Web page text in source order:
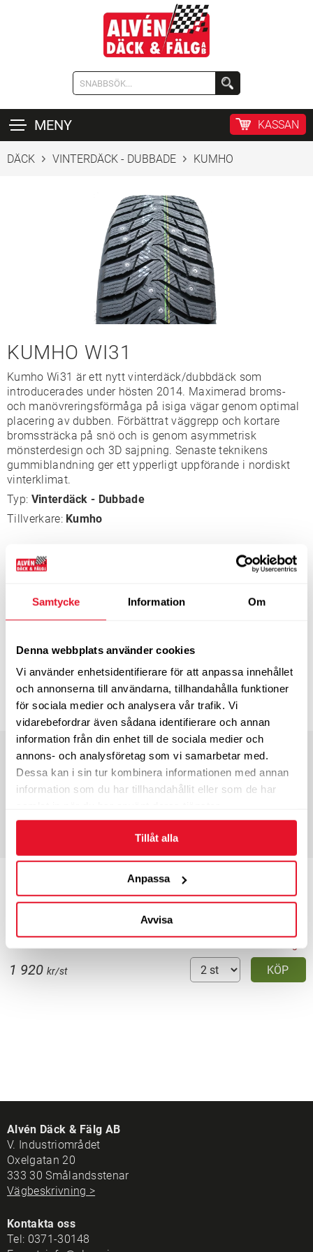
Samtycke Information Om
Denna webbplats använder cookies
Vi använder enhetsidentifierare för att anpassa innehållet
och annonserna till användarna, tillhandahålla funktioner
för sociala medier och analysera vår trafik. Vi
vidarebefordrar även sådana identifierare och annan
information från din enhet till de sociala medier och
annons- och analysföretag som vi samarbetar med.
Dessa kan i sin tur kombinera informationen med annan
information som du har tillhandahållit eller som de har
Tillåt alla
Anpassa
Avvisa
MENY KASSAN
DÄCK VINTERDÄCK - DUBBADE KUMHO
KUMHO WI31
Kumho Wi31 är ett nytt vinterdäck/dubbdäck som
introducerades under hösten 2014. Maximerad broms-
och manövreringsförmåga på isiga vägar genom optimal
placering av dubben. Förbättrat väggrepp och kortare
bromssträcka på snö och is genom asymmetrisk
mönsterdesign och 3D sajpning. Senaste teknikens
gummiblandning ger ett ypperligt uppförande i nordiskt
vinterklimat.
Typ: Vinterdäck - Dubbade
Tillverkare: Kumho
185
Hast.index T
2-3 dagars leveranstid
Endast 1 st i lager
420kr/st
Profil
Tum
Bel.index
99
Hast.index
Profil
Tum 18” Bel.index 101
2-3 dagars leveranstid
Endast 2 st i lager
KÖP
1 920 kr/st
Alvén Däck & Fälg AB
V. Industriområdet
Oxelgatan 20
333 30 Smålandsstenar
Vägbeskrivning >
Kontakta oss
Tel: 0371-30148